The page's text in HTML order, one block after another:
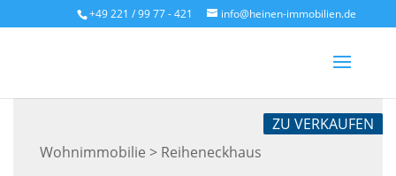
+49 221 / 99 77 - 421 info@heinen-immobilien.de
Wohnimmobilie > Reiheneckhaus
ZU VERKAUFEN